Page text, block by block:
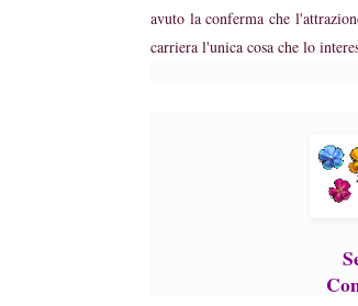
avuto la conferma che
carriera l'unica cosa che lo